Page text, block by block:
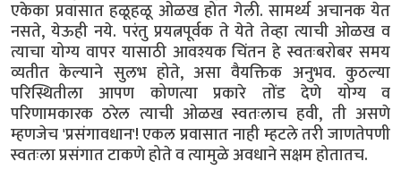
एकेका प्रवासात हळूहळू ओळख होत गेली. सामर्थ्य अचानक येत
नसते, येऊही नये. परंतु प्रयत्नपूर्वक ते येते तेव्हा त्याची ओळख व
त्याचा योग्य वापर यासाठी आवश्यक चिंतन हे स्वतःबरोबर समय
व्यतीत केल्याने सुलभ होते, असा वैयक्तिक अनुभव. कुठल्या
परिस्थितीला आपण कोणत्या प्रकारे तोंड देणे योग्य व
परिणामकारक ठरेल त्याची ओळख स्वतःलाच हवी, ती असणे
म्हणजेच 'प्रसंगावधान'! एकल प्रवासात नाही म्हटले तरी जाणतेपणी
स्वतःला प्रसंगात टाकणे होते व त्यामुळे अवधाने सक्षम होतातच.